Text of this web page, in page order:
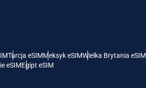
Turcja eSIMMeksyk eSIMWielka Brytania eSIM
eSIMEgipt eSIM
Deutsch